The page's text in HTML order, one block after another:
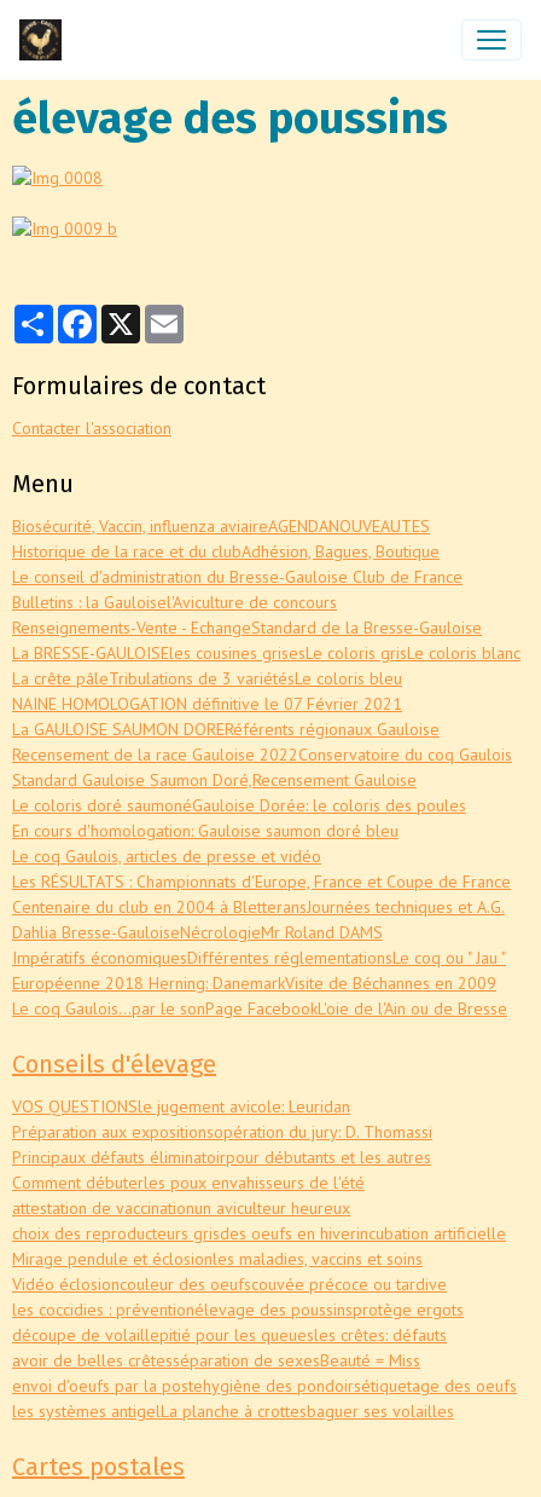
élevage des poussins
PartagerFacebook
X
Formulaires de contact
Contacter l'association
Menu
Biosécurité, Vaccin, influenza aviaireAGENDANOUVEAUTES
Historique de la race et du clubAdhésion, Bagues, Boutique
Le conseil d'administration du Bresse-Gauloise Club de France
Bulletins : la Gauloisel'Aviculture de concours
Renseignements-Vente - EchangeStandard de la Bresse-Gauloise
La BRESSE-GAULOISEles cousines grisesLe coloris grisLe coloris blanc
La crête pâleTribulations de 3 variétésLe coloris bleu
NAINE HOMOLOGATION définitive le 07 Février 2021
La GAULOISE SAUMON DORERéférents régionaux Gauloise
Recensement de la race Gauloise 2022Conservatoire du coq Gaulois
Standard Gauloise Saumon Doré,Recensement Gauloise
Le coloris doré saumonéGauloise Dorée: le coloris des poules
En cours d'homologation: Gauloise saumon doré bleu
Le coq Gaulois, articles de presse et vidéo
Les RÉSULTATS : Championnats d'Europe, France et Coupe de France
Centenaire du club en 2004 à BletteransJournées techniques et A.G.
Dahlia Bresse-GauloiseNécrologieMr Roland DAMS
Impératifs économiquesDifférentes réglementationsLe coq ou " Jau "
Européenne 2018 Herning: DanemarkVisite de Béchannes en 2009
Le coq Gaulois...par le sonPage FacebookL'oie de l'Ain ou de Bresse
Conseils d'élevage
VOS QUESTIONSle jugement avicole: Leuridan
Préparation aux expositionsopération du jury: D. Thomassi
Principaux défauts éliminatoirpour débutants et les autres
Comment débuterles poux envahisseurs de l'été
attestation de vaccinationun aviculteur heureux
choix des reproducteurs grisdes oeufs en hiverincubation artificielle
Mirage pendule et éclosionles maladies, vaccins et soins
Vidéo éclosioncouleur des oeufscouvée précoce ou tardive
les coccidies : préventionélevage des poussinsprotège ergots
découpe de volaillepitié pour les queuesles crêtes: défauts
avoir de belles crêtesséparation de sexesBeauté = Miss
envoi d'oeufs par la postehygiène des pondoirsétiquetage des oeufs
les systèmes antigelLa planche à crottesbaguer ses volailles
Cartes postales